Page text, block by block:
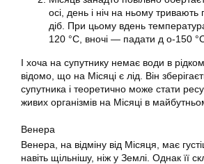
осі, день і ніч на ньому
діб. При цьому вдень
120 °C, вночі — падати д о-150
І хоча на супутнику немає води в
відомо, що на Місяці є лід. Він
супутника і теоретично може стати
живих організмів на Місяці в
Венера
Венера, на відміну від Місяця, має
навіть щільнішу, ніж у Землі. Однак її